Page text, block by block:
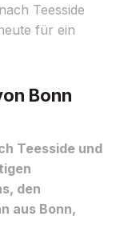
Teesside
für ein
Bonn
Teesside und
den
aus Bonn,